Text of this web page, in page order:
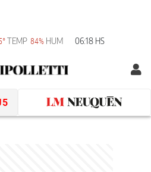
TEMP 84% HUM 06:18 HS